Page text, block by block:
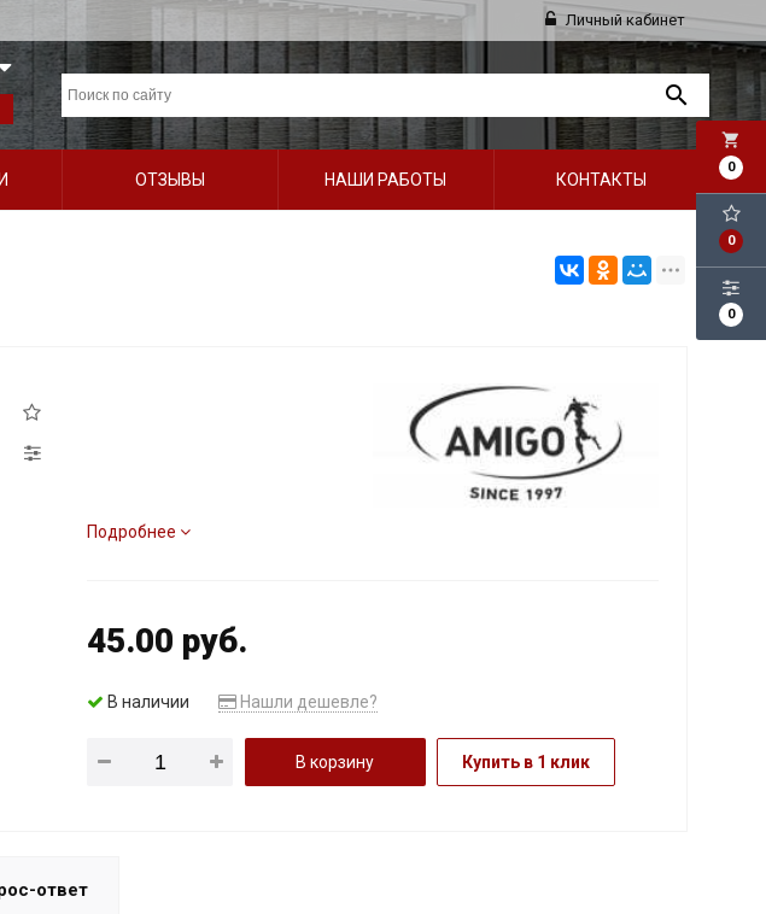
Личный кабинет
ОТЗЫВЫ НАШИ РАБОТЫ КОНТАКТЫ
local_grocery_store
0
0
0
Подробнее
45.00 руб.
В наличии Нашли дешевле?
В корзину Купить в 1 клик
ответ